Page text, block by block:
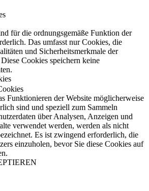
für die ordnungsgemäße Funktion der
Das umfasst nur Cookies, die
und Sicherheitsmerkmale der
Cookies speichern keine
Funktionieren der Website möglicherweise
sind und speziell zum Sammeln
über Analysen, Anzeigen und
verwendet werden, werden als nicht
Es ist zwingend erforderlich, die
einzuholen, bevor Sie diese Cookies auf